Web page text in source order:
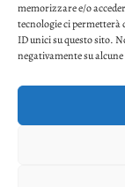
memorizzare e/o
tecnologie ci permetterà
ID unici su questo sito.
negativamente su